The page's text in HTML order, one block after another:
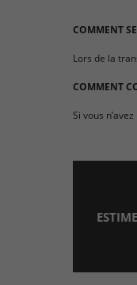
COMMENT
Lors de la
COMMENT
Si vous